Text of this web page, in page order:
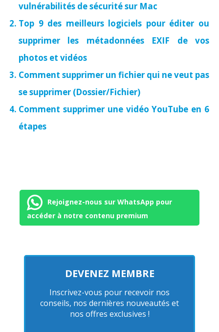
vulnérabilités de sécurité sur Mac
Top 9 des meilleurs logiciels pour éditer ou
supprimer les métadonnées EXIF de vos
photos et vidéos
Comment supprimer un fichier qui ne veut pas
se supprimer (Dossier/Fichier)
Comment supprimer une vidéo YouTube en 6
étapes
Rejoignez-nous sur WhatsApp pour
accéder à notre contenu premium
DEVENEZ MEMBRE
Inscrivez-vous pour recevoir nos
conseils, nos dernières nouveautés et
nos offres exclusives !